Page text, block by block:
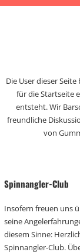
Die User dieser
für die Startseite
entsteht. Wir
freundliche
von
Spinnangler-Club
Insofern freuen uns
seine
diesem Sinne:
Spinnangler-Club.